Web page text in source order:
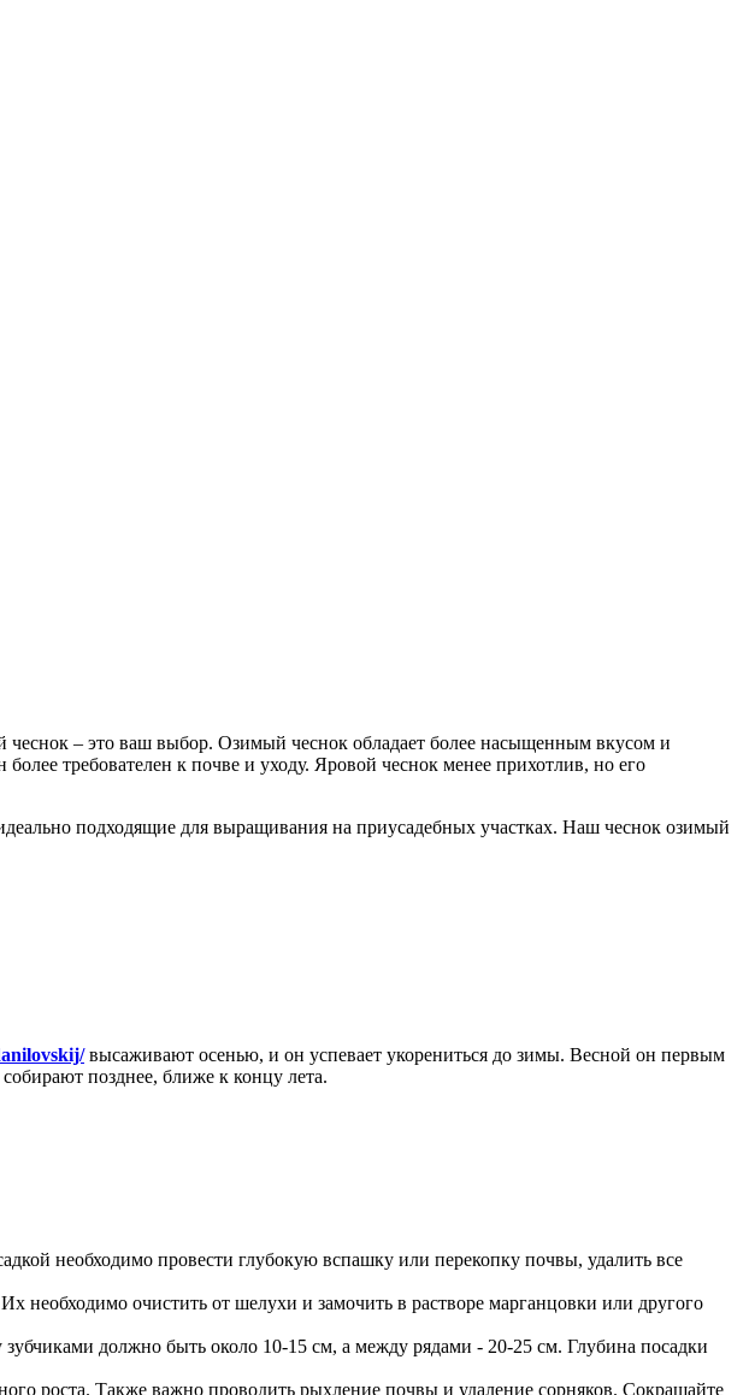
– это ваш выбор. Озимый чеснок обладает более насыщенным вкусом и
требователен к почве и уходу. Яровой чеснок менее прихотлив, но его
подходящие для выращивания на приусадебных участках. Наш чеснок озимый
высаживают осенью, и он успевает укорениться до зимы. Весной он первым
позднее, ближе к концу лета.
необходимо провести глубокую вспашку или перекопку почвы, удалить все
необходимо очистить от шелухи и замочить в растворе марганцовки или другого
должно быть около 10-15 см, а между рядами - 20-25 см. Глубина посадки
роста. Также важно проводить рыхление почвы и удаление сорняков. Сокращайте